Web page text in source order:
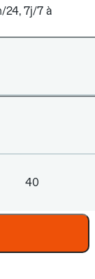
24, 7j/7 à
40